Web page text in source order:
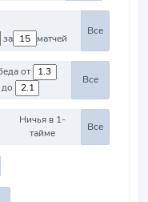
за
матчей
Все
Победа от
до
Все
Ничья в 1-
тайме
Все